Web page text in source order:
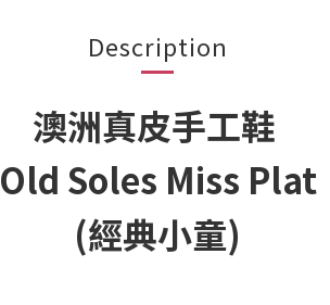
Description
澳洲真皮手工鞋
Old Soles Miss Plat
(經典小童)